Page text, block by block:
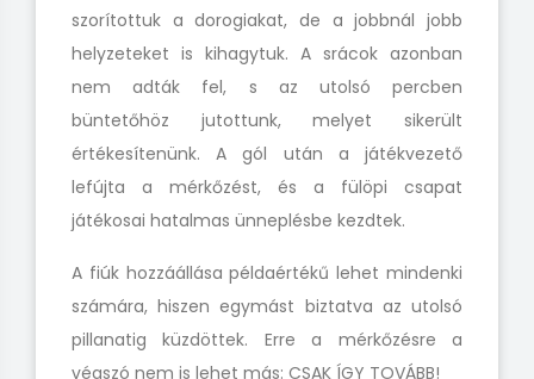
szorítottuk a dorogiakat, de a jobbnál jobb
helyzeteket is kihagytuk. A srácok azonban
nem adták fel, s az utolsó percben
büntetőhöz jutottunk, melyet sikerült
értékesítenünk. A gól után a játékvezető
lefújta a mérkőzést, és a fülöpi csapat
játékosai hatalmas ünneplésbe kezdtek.
A fiúk hozzáállása példaértékű lehet mindenki
számára, hiszen egymást biztatva az utolsó
pillanatig küzdöttek. Erre a mérkőzésre a
végszó nem is lehet más: CSAK ÍGY TOVÁBB!